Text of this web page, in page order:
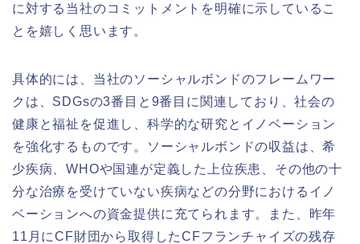
に対する当社のコミットメントを明確に示しているこ
とを嬉しく思います。
具体的には、当社のソーシャルボンドのフレームワー
クは、SDGsの3番目と9番目に関連しており、社会の
健康と福祉を促進し、科学的な研究とイノベーション
を強化するものです。ソーシャルボンドの収益は、希
少疾病、WHOや国連が定義した上位疾患、その他の十
分な治療を受けていない疾病などの分野におけるイノ
ベーションへの資金提供に充てられます。また、昨年
11月にCF財団から取得したCFフランチャイズの残存
ホーム
サイトマップ